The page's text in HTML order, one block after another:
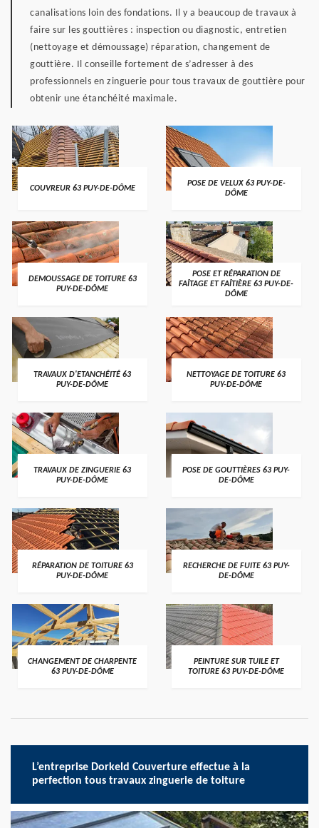
canalisations loin des fondations. Il y a beaucoup de travaux à
faire sur les gouttières : inspection ou diagnostic, entretien
(nettoyage et démoussage) réparation, changement de
gouttière. Il conseille fortement de s’adresser à des
professionnels en zinguerie pour tous travaux de gouttière pour
obtenir une étanchéité maximale.
COUVREUR 63 PUY-DE-DÔME
POSE DE VELUX 63 PUY-DE-
DÔME
DEMOUSSAGE DE TOITURE 63
PUY-DE-DÔME
POSE ET RÉPARATION DE
FAÎTAGE ET FAÎTIÈRE 63 PUY-DE-
DÔME
TRAVAUX D'ETANCHÉITÉ 63
PUY-DE-DÔME
NETTOYAGE DE TOITURE 63
PUY-DE-DÔME
TRAVAUX DE ZINGUERIE 63
PUY-DE-DÔME
POSE DE GOUTTIÈRES 63 PUY-
DE-DÔME
RÉPARATION DE TOITURE 63
PUY-DE-DÔME
RECHERCHE DE FUITE 63 PUY-
DE-DÔME
CHANGEMENT DE CHARPENTE
63 PUY-DE-DÔME
PEINTURE SUR TUILE ET
TOITURE 63 PUY-DE-DÔME
L’entreprise Dorkeld Couverture effectue à la
perfection tous travaux zinguerie de toiture